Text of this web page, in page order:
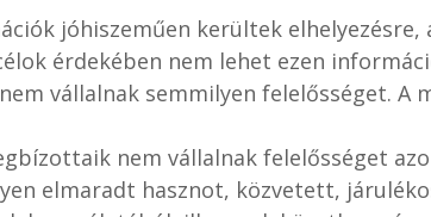
jóhiszeműen kerültek
érdekében nem lehet ezen
vállalnak semmilyen felelősséget.
nem vállalnak felelősséget
elmaradt hasznot, közvetett,